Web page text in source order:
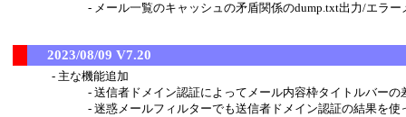
メール一覧のキャッシュの矛盾関係のdump.txt出力/エラ
2023/08/09 V7.20
主な機能追加
送信者ドメイン認証によってメール内容枠タイトルバー
迷惑メールフィルターでも送信者ドメイン認証の結果を